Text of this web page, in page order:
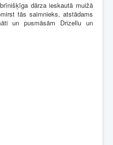
dārza ieskautā muižā
tās saimnieks, atstādams
un pusmāsām Drizellu un